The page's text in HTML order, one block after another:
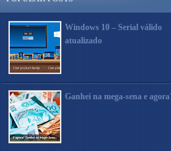
Windows 10 – Serial válido
atualizado
Ganhei na mega-sena e